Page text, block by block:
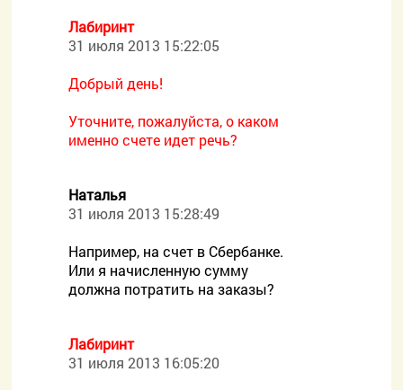
Лабиринт
31 июля 2013 15:22:05
Добрый день!
Уточните, пожалуйста, о каком
именно счете идет речь?
Наталья
31 июля 2013 15:28:49
Например, на счет в Сбербанке.
Или я начисленную сумму
должна потратить на заказы?
Лабиринт
31 июля 2013 16:05:20